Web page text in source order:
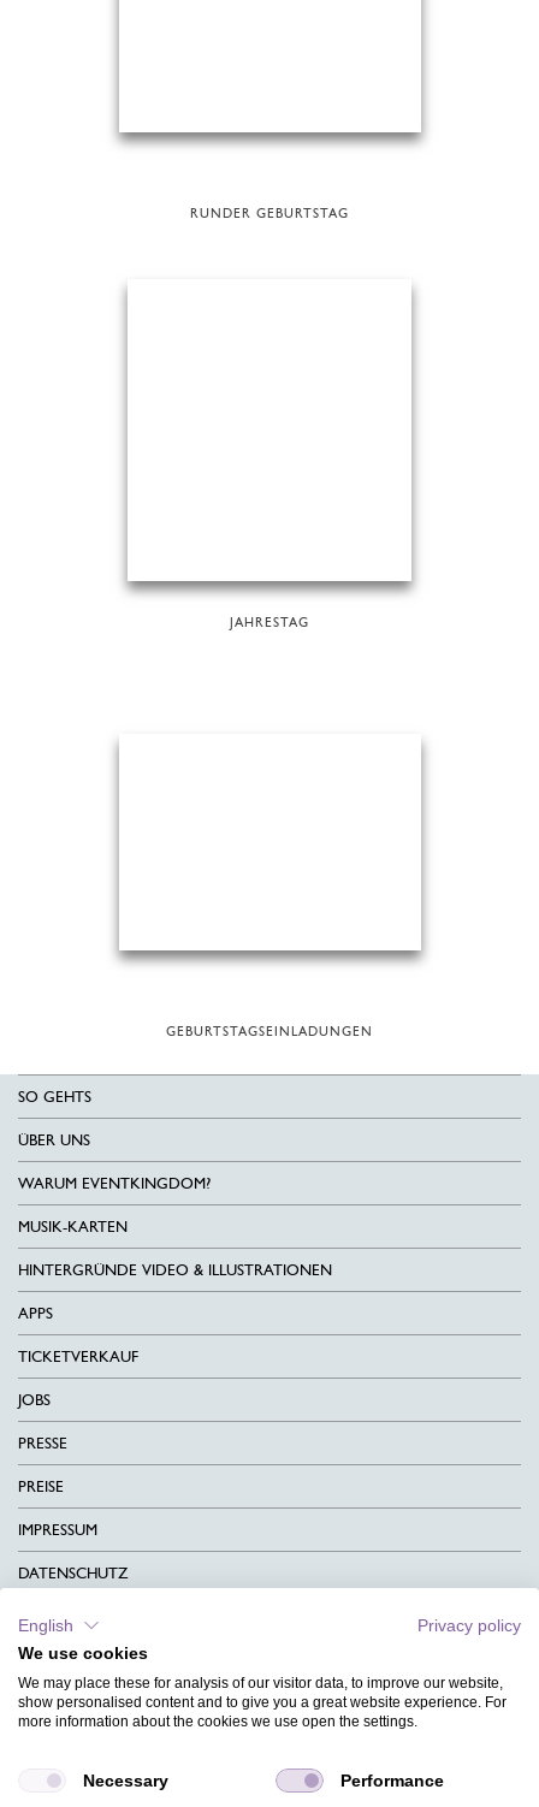
RUNDER GEBURTSTAG
JAHRESTAG
GEBURTSTAGSEINLADUNGEN
SO GEHTS
ÜBER UNS
WARUM EVENTKINGDOM?
MUSIK-KARTEN
HINTERGRÜNDE VIDEO & ILLUSTRATIONEN
APPS
TICKETVERKAUF
JOBS
PRESSE
PREISE
IMPRESSUM
DATENSCHUTZ
KONTAKT
AGB
CHARITY
MAGAZIN
English
Privacy policy
We use cookies
We may place these for analysis of our visitor data, to improve our website,
show personalised content and to give you a great website experience. For
more information about the cookies we use open the settings.
Necessary Performance